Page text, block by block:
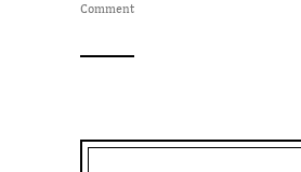
Comment